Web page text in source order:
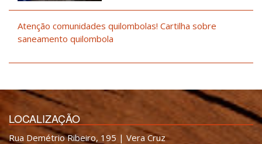
Atenção comunidades quilombolas! Cartilha sobre
saneamento quilombola
LOCALIZAÇÃO
Rua Demétrio Ribeiro, 195 | Vera Cruz